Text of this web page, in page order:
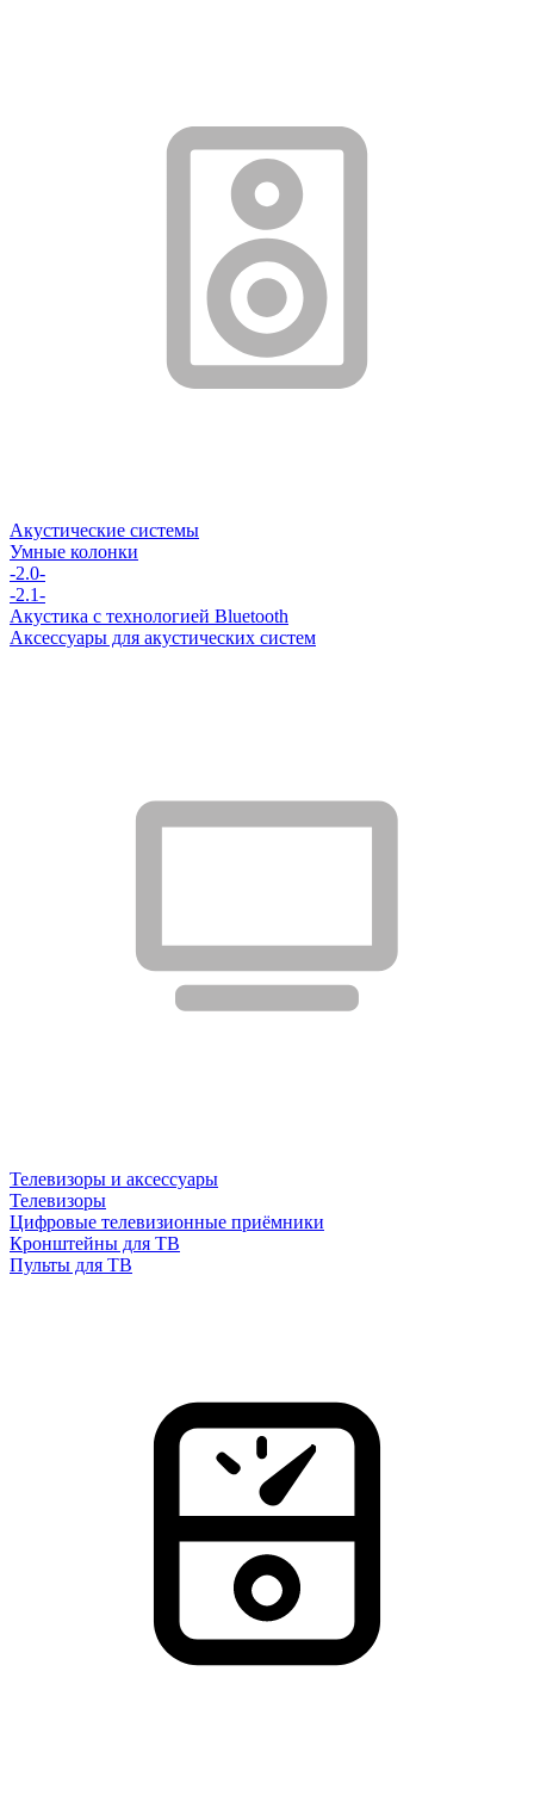
Акустические системы
Умные колонки
-2.0-
-2.1-
Акустика с технологией Bluetooth
Аксессуары для акустических систем
Телевизоры и аксессуары
Телевизоры
Цифровые телевизионные приёмники
Кронштейны для ТВ
Пульты для ТВ